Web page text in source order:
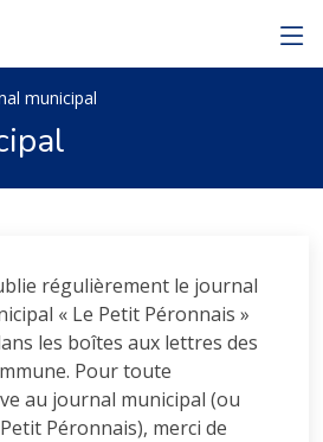
municipal
régulièrement le journal
« Le Petit Péronnais »
les boîtes aux lettres des
Pour toute
au journal municipal (ou
Péronnais), merci de